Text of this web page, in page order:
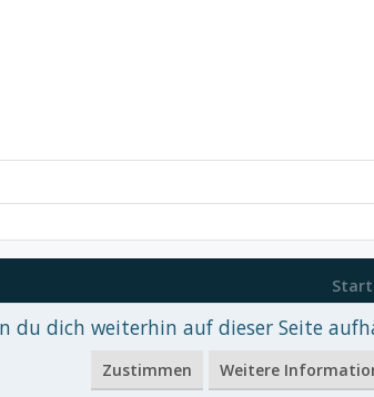
xenDach©2010-2017
du dich weiterhin auf dieser Seite
Zustimmen Weitere